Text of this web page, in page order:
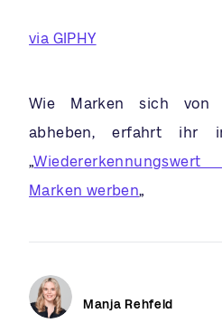
via GIPHY
Wie Marken sich von
abheben, erfahrt ihr
„
Marken werben„
Manja Rehfeld